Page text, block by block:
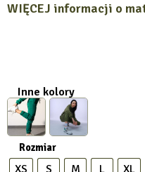
WIĘCEJ informacji o
Inne kolory
Rozmiar